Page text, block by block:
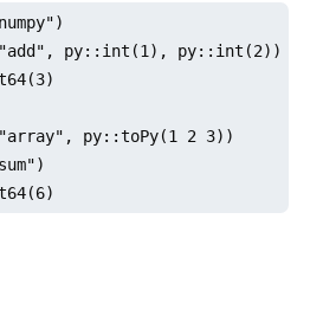
py::int(1), py::int(2))
py::toPy(1 2 3))